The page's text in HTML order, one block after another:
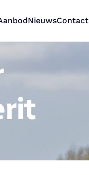
NieuwsContact